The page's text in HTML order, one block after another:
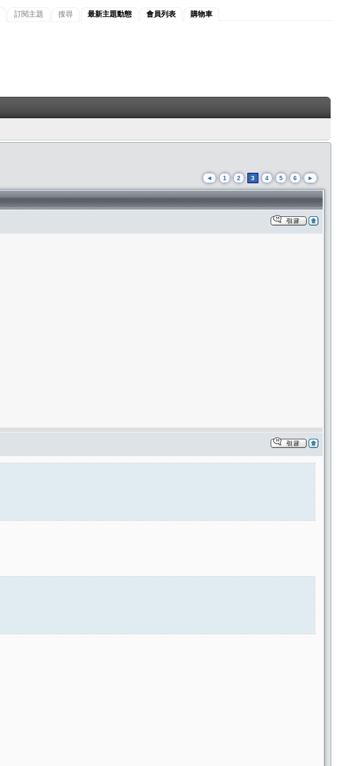
訂閱主題 搜尋 最新主題動態 會員列表 購物車
◄ 1 2 3 4 5 6 ►